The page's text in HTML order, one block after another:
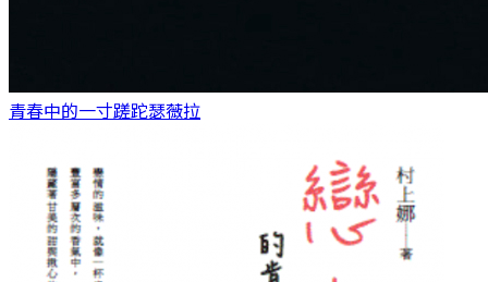
青春中的一寸蹉跎瑟薇拉